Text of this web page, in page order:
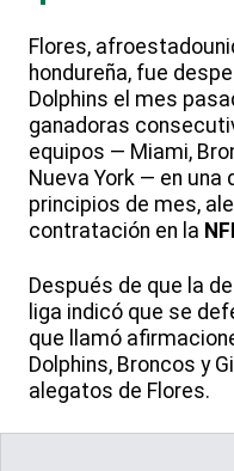
Flores,
hondureña, fue
Dolphins el mes
ganadoras
equipos — Miami,
Nueva York — en
principios de mes,
contratación en la
Después de que la
liga indicó que se
que llamó
Dolphins, Broncos y
alegatos de Flores.